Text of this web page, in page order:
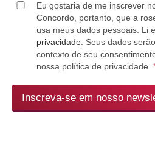
Eu gostaria de me inscrever
Concordo, portanto, que a
usa meus dados pessoais. Li
privacidade. Seus dados
contexto de seu
nossa política de privacidade.
Inscreva-se em nosso